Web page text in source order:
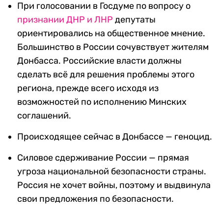
При голосовании в Госдуме по вопросу о
признании ДНР и ЛНР депутаты
ориентировались на общественное мнение.
Большинство в России сочувствует жителям
Донбасса. Российские власти должны
сделать всё для решения проблемы этого
региона, прежде всего исходя из
возможностей по исполнению Минских
соглашений.
Происходящее сейчас в Донбассе — геноцид.
Силовое сдерживание России — прямая
угроза национальной безопасности страны.
Россия не хочет войны, поэтому и выдвинула
свои предложения по безопасности.